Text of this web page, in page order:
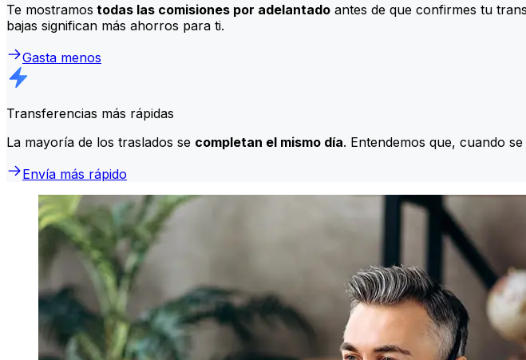
Te mostramos todas las comisiones por adelantado antes de que confirmes tu
bajas significan más ahorros para ti.
Gasta menos
Transferencias más rápidas
La mayoría de los traslados se completan el mismo día. Entendemos que, cuando
Envía más rápido